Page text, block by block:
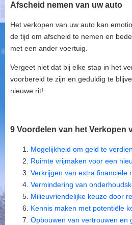
Afscheid nemen van uw auto
Het verkopen van uw auto kan
de tijd om afscheid te nemen en
met een ander voertuig.
Vergeet niet dat bij elke stap in het
voorbereid te zijn en geduldig te
nieuwe rit!
9 Voordelen van het Verkopen
Mogelijkheid om geld te
Ruimte vrijmaken voor een
Verkrijgen van extra financiële
Vermindering van
Milieuvriendelijke keuze door
Kennis maken met potentiële
Opbouwen van vertrouwen en